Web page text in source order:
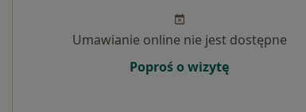
Umawianie online nie jest dostępne
Poproś o wizytę